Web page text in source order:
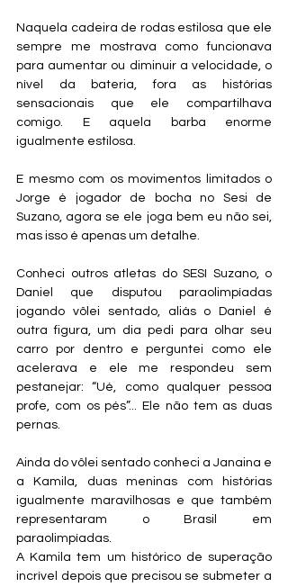
Naquela cadeira de rodas estilosa que ele
sempre me mostrava como funcionava
para aumentar ou diminuir a velocidade, o
nível da bateria, fora as histórias
sensacionais que ele compartilhava
comigo. E aquela barba enorme
igualmente estilosa.
E mesmo com os movimentos limitados o
Jorge é jogador de bocha no Sesi de
Suzano, agora se ele joga bem eu não sei,
mas isso é apenas um detalhe.
Conheci outros atletas do SESI Suzano, o
Daniel que disputou paraolimpíadas
jogando vôlei sentado, aliás o Daniel é
outra figura, um dia pedi para olhar seu
carro por dentro e perguntei como ele
acelerava e ele me respondeu sem
pestanejar: “Ué, como qualquer pessoa
profe, com os pés”... Ele não tem as duas
pernas.
Ainda do vôlei sentado conheci a Janaina e
a Kamila, duas meninas com histórias
igualmente maravilhosas e que também
representaram o Brasil em
paraolimpíadas.
A Kamila tem um histórico de superação
incrível depois que precisou se submeter a